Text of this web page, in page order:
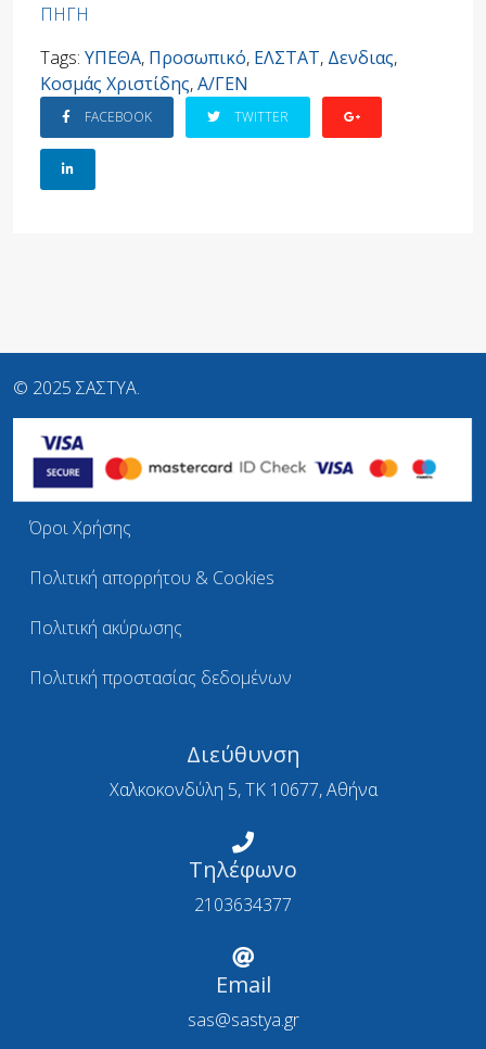
ΠΗΓΗ
Tags: ΥΠΕΘΑ, Προσωπικό, ΕΛΣΤΑΤ, Δενδιας,
Κοσμάς Χριστίδης,Α/ΓΕΝ
FACEBOOK TWITTER
© 2025 ΣΑΣΤΥΑ.
Όροι Χρήσης
Πολιτική απορρήτου & Cookies
Πολιτική ακύρωσης
Πολιτική προστασίας δεδομένων
Διεύθυνση
Χαλκοκονδύλη 5, ΤΚ 10677, Αθήνα
Τηλέφωνο
2103634377
Email
sas@sastya.gr